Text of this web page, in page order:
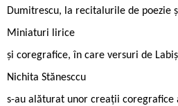
Dumitrescu, la recitalurile de poezie
Miniaturi lirice
și coregrafice, în care versuri de
Nichita Stănesccu
s-au alăturat unor creații coregrafice